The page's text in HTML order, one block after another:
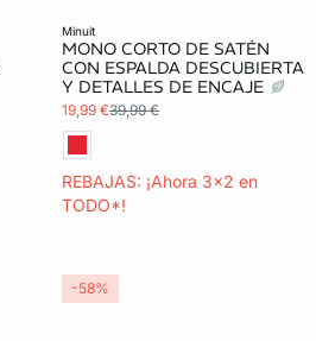
minuit
MONO CORTO DE SATÉN
CON ESPALDA DESCUBIERTA
Y DETALLES DE ENCAJE
19,99 €39,99 €
REBAJAS: ¡Ahora 3x2 en
TODO*!
-58%